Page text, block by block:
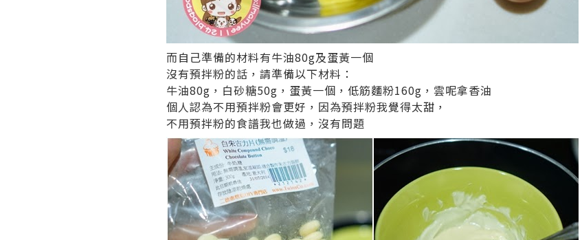
而自己準備的材料有牛油80g及蛋黃一個
沒有預拌粉的話，請準備以下材料：
牛油80g，白砂糖50g，蛋黃一個，低筋麵粉160g，雲呢拿香油
個人認為不用預拌粉會更好，因為預拌粉我覺得太甜，
不用預拌粉的食譜我也做過，沒有問題